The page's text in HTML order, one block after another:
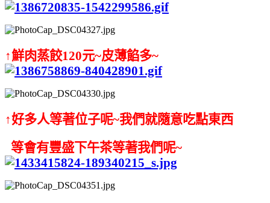
↑鮮肉蒸餃120元~皮薄餡多~
↑好多人等著位子呢~我們就隨意吃點東西
等會有豐盛下午茶等著我們呢~